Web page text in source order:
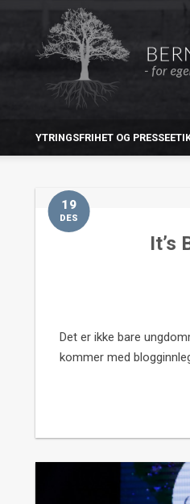
YTRINGSFRIHET OG
19
DES
It’s
Det er ikke bare
kommer med